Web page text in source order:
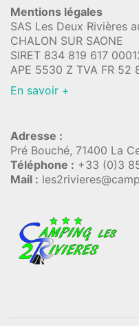
Mentions légales
SAS Les Deux Rivières
CHALON SUR SAONE
SIRET 834 819 617
APE 5530 Z TVA FR 52
En savoir +
Adresse :
Pré Bouché, 71400 La
Téléphone : +33 (0)3
Mail :